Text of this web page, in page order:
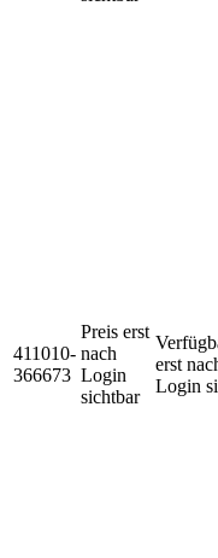
411010-
366673
Preis erst
nach
Login
sichtbar
erst
Login